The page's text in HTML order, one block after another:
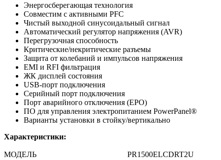
Энергосберегающая технология
Совместим с активными PFC
Чистый выходной синусоидальный сигнал
Автоматический регулятор напряжения (AVR)
Перегрузочная способность
Критические/некритические разъемы
Защита от колебаний и импульсов напряжения
EMI и RFI фильтрация
ЖК дисплей состояния
USB-порт подключения
Серийный порт подключения
Порт аварийного отключения (EPO)
ПО для управления электропитанием PowerPanel®
Варианты установки в стойку/вертикально
Характеристики:
МОДЕЛЬ
PR1500ELCDRT2U